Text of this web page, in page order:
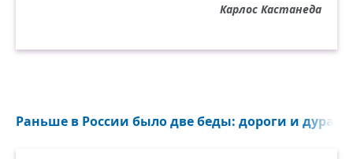
Карлос Кастанеда
Раньше в России было две беды: дороги и